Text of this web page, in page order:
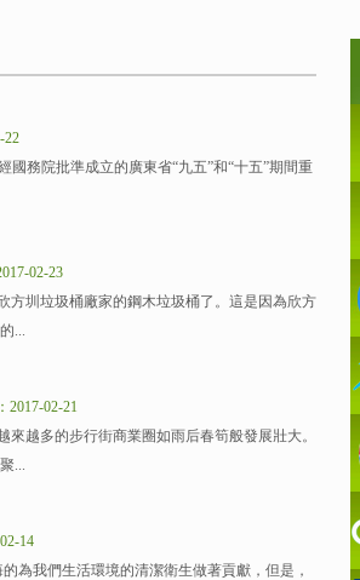
22
務院批準成立的廣東省“九五”和“十五”期間重
02-23
圳垃圾桶廠家的鋼木垃圾桶了。這是因為欣方
...
2017-02-21
越多的步行街商業圈如雨后春筍般發展壯大。
...
14
為我們生活環境的清潔衛生做著貢獻，但是，